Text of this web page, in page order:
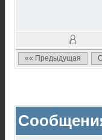
«« Предыдущая